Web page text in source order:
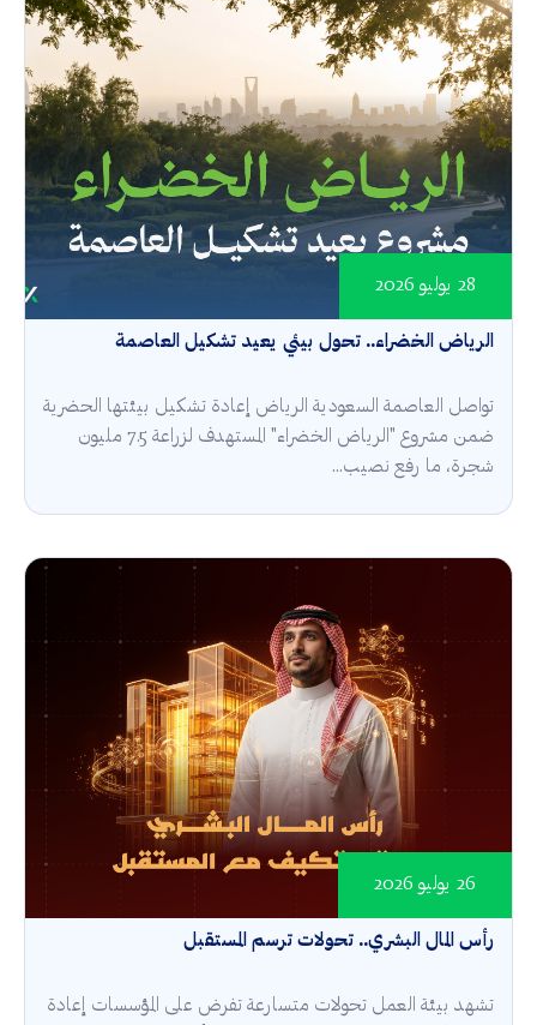
الرياض الخضراء.. تحول بيئي يعيد تشكيل العاصمة
28 يوليو 2026
تواصل العاصمة السعودية الرياض إعادة تشكيل بيئتها الحضرية
ضمن مشروع "الرياض الخضراء" المستهدف لزراعة 7.5 مليون
شجرة، ما رفع نصيب...
رأس المال البشري.. تحولات ترسم المستقبل
26 يوليو 2026
تشهد بيئة العمل تحولات متسارعة تفرض على المؤسسات إعادة